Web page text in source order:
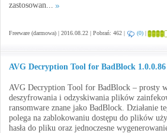
zastosowan...
Freeware (darmowa) | 2016.08.22 | Pobrań: 462 | (0) |
AVG Decryption Tool for BadBlock 1.0.0.86
AVG Decryption Tool for BadBlock – prosty
deszyfrowania i odzyskiwania plików
ransomware znane jako BadBlock. Działanie
polega na zablokowaniu dostępu do plików
hasła do pliku oraz jednoczesne